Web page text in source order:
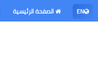
الصفحة الرئيسية EN